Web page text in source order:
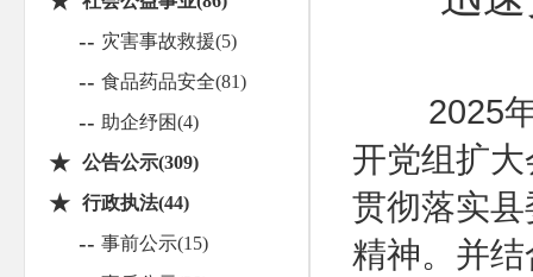
-- 灾害事故救援(5)
-- 食品药品安全(81)
-- 助企纾困(4)
★ 公告公示(309)
★ 行政执法(44)
-- 事前公示(15)
2025年7
开党组扩
贯彻落实
精神。并